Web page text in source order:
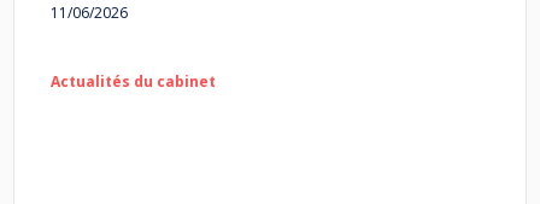
11/06/2026
Actualités du cabinet